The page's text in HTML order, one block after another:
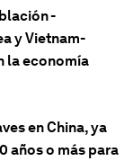
-
y Vietnam-
la economía
en China, ya
años o más para